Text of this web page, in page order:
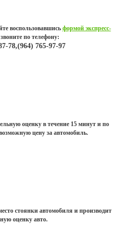
воспользовавшись формой экспресс-
по телефону:
78,(964) 765-97-97
оценку в течение 15 минут и по
цену за автомобиль.
стоянки автомобиля и производит
оценку авто.